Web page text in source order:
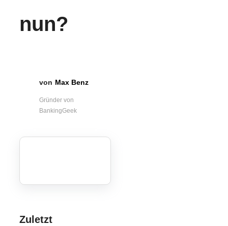
nun?
Max Benz
Gründer von
BankingGeek
Zuletzt